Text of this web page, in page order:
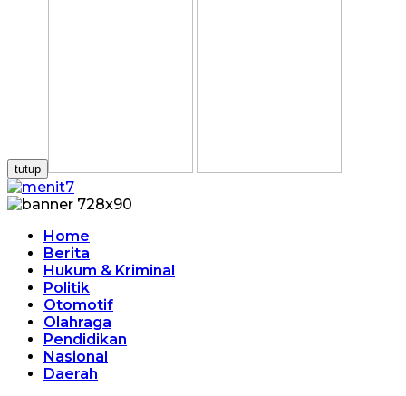
tutup
Home
Berita
Hukum & Kriminal
Politik
Otomotif
Olahraga
Pendidikan
Nasional
Daerah